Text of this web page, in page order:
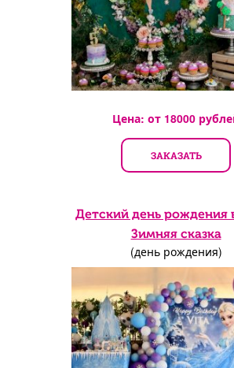
Цена: от 18000
ЗАКАЗАТЬ
Детский день рождения
Зимняя сказка
(день рождения)